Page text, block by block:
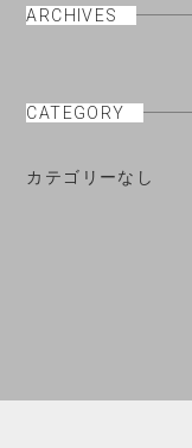
ARCHIVES
CATEGORY
カテゴリーなし